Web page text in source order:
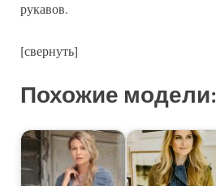
рукавов.
[свернуть]
Похожие модели: